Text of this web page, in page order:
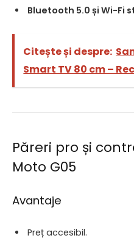
Bluetooth 5.0 și Wi-Fi
Citește și despre:
Smart TV 80 cm –
Păreri pro și
Moto G05
Avantaje
Preț accesibil.